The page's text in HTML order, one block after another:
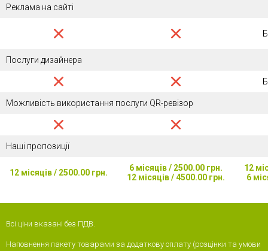
Реклама на сайті
Послуги дизайнера
Можливість використання послуги QR-ревізор
Наші пропозиції
12 місяців / 2500.00 грн.
6 місяців / 2500.00 грн.
12 місяців / 4500.00 грн.
12
6
Всі ціни вказані без ПДВ.
Наповнення пакету товарами за додаткову оплату (розцінки та умови